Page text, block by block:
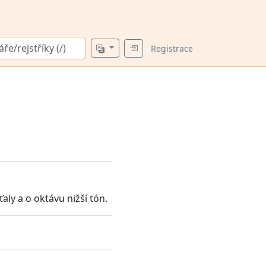
Registrace
a o oktávu nižší tón.